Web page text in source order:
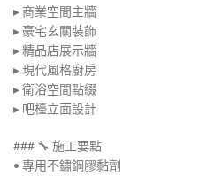
▸ 商業空間主牆
▸ 豪宅玄關裝飾
▸ 精品店展示牆
▸ 現代風格廚房
▸ 衛浴空間點綴
▸ 吧檯立面設計
### 🔧 施工要點
• 專用不鏽鋼膠黏劑